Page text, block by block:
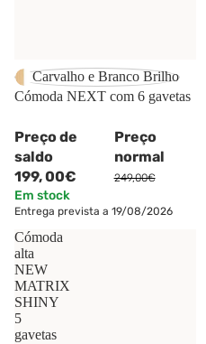
-20%
Carvalho e Branco Brilho
Cómoda NEXT com 6 gavetas
Preço de
saldo
199,00€
Preço
normal
249,00€
Em stock
Entrega prevista a 19/08/2026
Cómoda
alta
NEW
MATRIX
SHINY
5
gavetas